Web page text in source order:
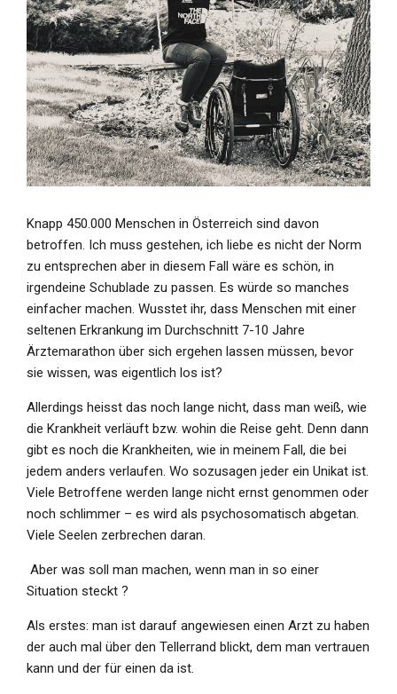
Knapp 450.000 Menschen in Österreich sind davon
betroffen. Ich muss gestehen, ich liebe es nicht der Norm
zu entsprechen aber in diesem Fall wäre es schön, in
irgendeine Schublade zu passen. Es würde so manches
einfacher machen. Wusstet ihr, dass Menschen mit einer
seltenen Erkrankung im Durchschnitt 7-10 Jahre
Ärztemarathon über sich ergehen lassen müssen, bevor
sie wissen, was eigentlich los ist?
Allerdings heisst das noch lange nicht, dass man weiß, wie
die Krankheit verläuft bzw. wohin die Reise geht. Denn dann
gibt es noch die Krankheiten, wie in meinem Fall, die bei
jedem anders verlaufen. Wo sozusagen jeder ein Unikat ist.
Viele Betroffene werden lange nicht ernst genommen oder
noch schlimmer – es wird als psychosomatisch abgetan.
Viele Seelen zerbrechen daran.
Aber was soll man machen, wenn man in so einer
Situation steckt ?
Als erstes: man ist darauf angewiesen einen Arzt zu haben
der auch mal über den Tellerrand blickt, dem man vertrauen
kann und der für einen da ist.